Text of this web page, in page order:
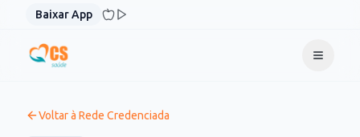
Pular para o conteúdo
Baixar App
Voltar à Rede Credenciada